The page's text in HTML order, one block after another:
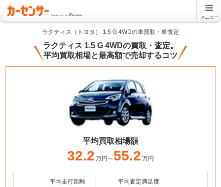
メニュー
ラクティス（トヨタ） 1.5 G 4WDの車買取・車査定
ラクティス 1.5 G 4WDの買取・査定。
平均買取相場と最高額で売却するコツ
平均買取相場額
32.2 万円～ 55.2 万円
平均走行距離 平均査定満足度